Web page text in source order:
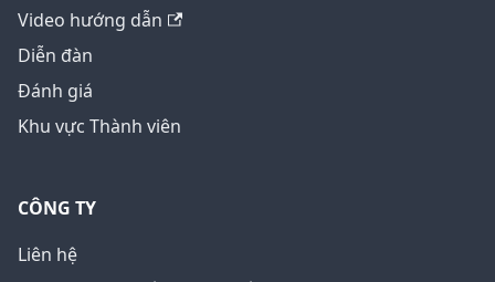
Video hướng dẫn
Diễn đàn
Đánh giá
Khu vực Thành viên
CÔNG TY
Liên hệ